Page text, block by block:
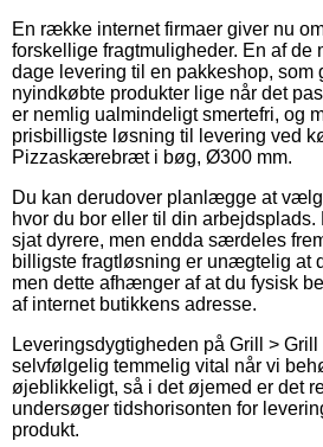
En række internet firmaer giver nu
forskellige fragtmuligheder. En af
dage levering til en pakkeshop, som
nyindkøbte produkter lige når det
er nemlig ualmindeligt smertefri, og
prisbilligste løsning til levering ved
Pizzaskærebræt i bøg, Ø300 mm.
Du kan derudover planlægge at
hvor du bor eller til din arbejdsplads.
sjat dyrere, men endda særdeles
billigste fragtløsning er unægtelig at
men dette afhænger af at du fysisk
af internet butikkens adresse.
Leveringsdygtigheden på Grill >
selvfølgelig temmelig vital når vi
øjeblikkeligt, så i det øjemed er det
undersøger tidshorisonten for
produkt.